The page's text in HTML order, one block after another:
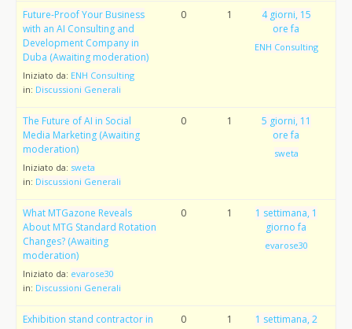
Future-Proof Your Business
with an AI Consulting and
Development Company in
Duba (Awaiting moderation)
Iniziato da: ENH Consulting
in: Discussioni Generali
0 1
4 giorni, 15
ore fa
ENH Consulting
The Future of AI in Social
Media Marketing (Awaiting
moderation)
Iniziato da: sweta
in: Discussioni Generali
0 1
5 giorni, 11
ore fa
sweta
What MTGazone Reveals
About MTG Standard Rotation
Changes? (Awaiting
moderation)
Iniziato da: evarose30
in: Discussioni Generali
0 1
1 settimana, 1
giorno fa
evarose30
Exhibition stand contractor in
0 1
1 settimana, 2